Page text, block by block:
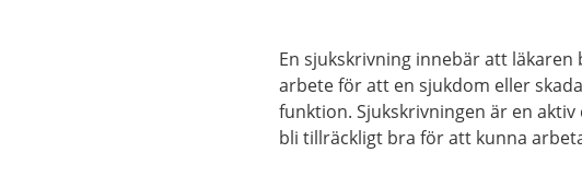
En sjukskrivning innebär att
arbete för att en sjukdom eller
funktion. Sjukskrivningen är en
bli tillräckligt bra för att kunna